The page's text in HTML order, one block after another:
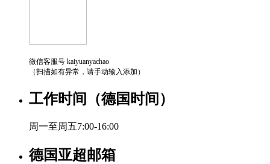
微信客服号 kaiyuanyachao
（扫描如有异常，请手动输入添加）
工作时间（德国时间）
周一至周五7:00-16:00
德国亚超邮箱